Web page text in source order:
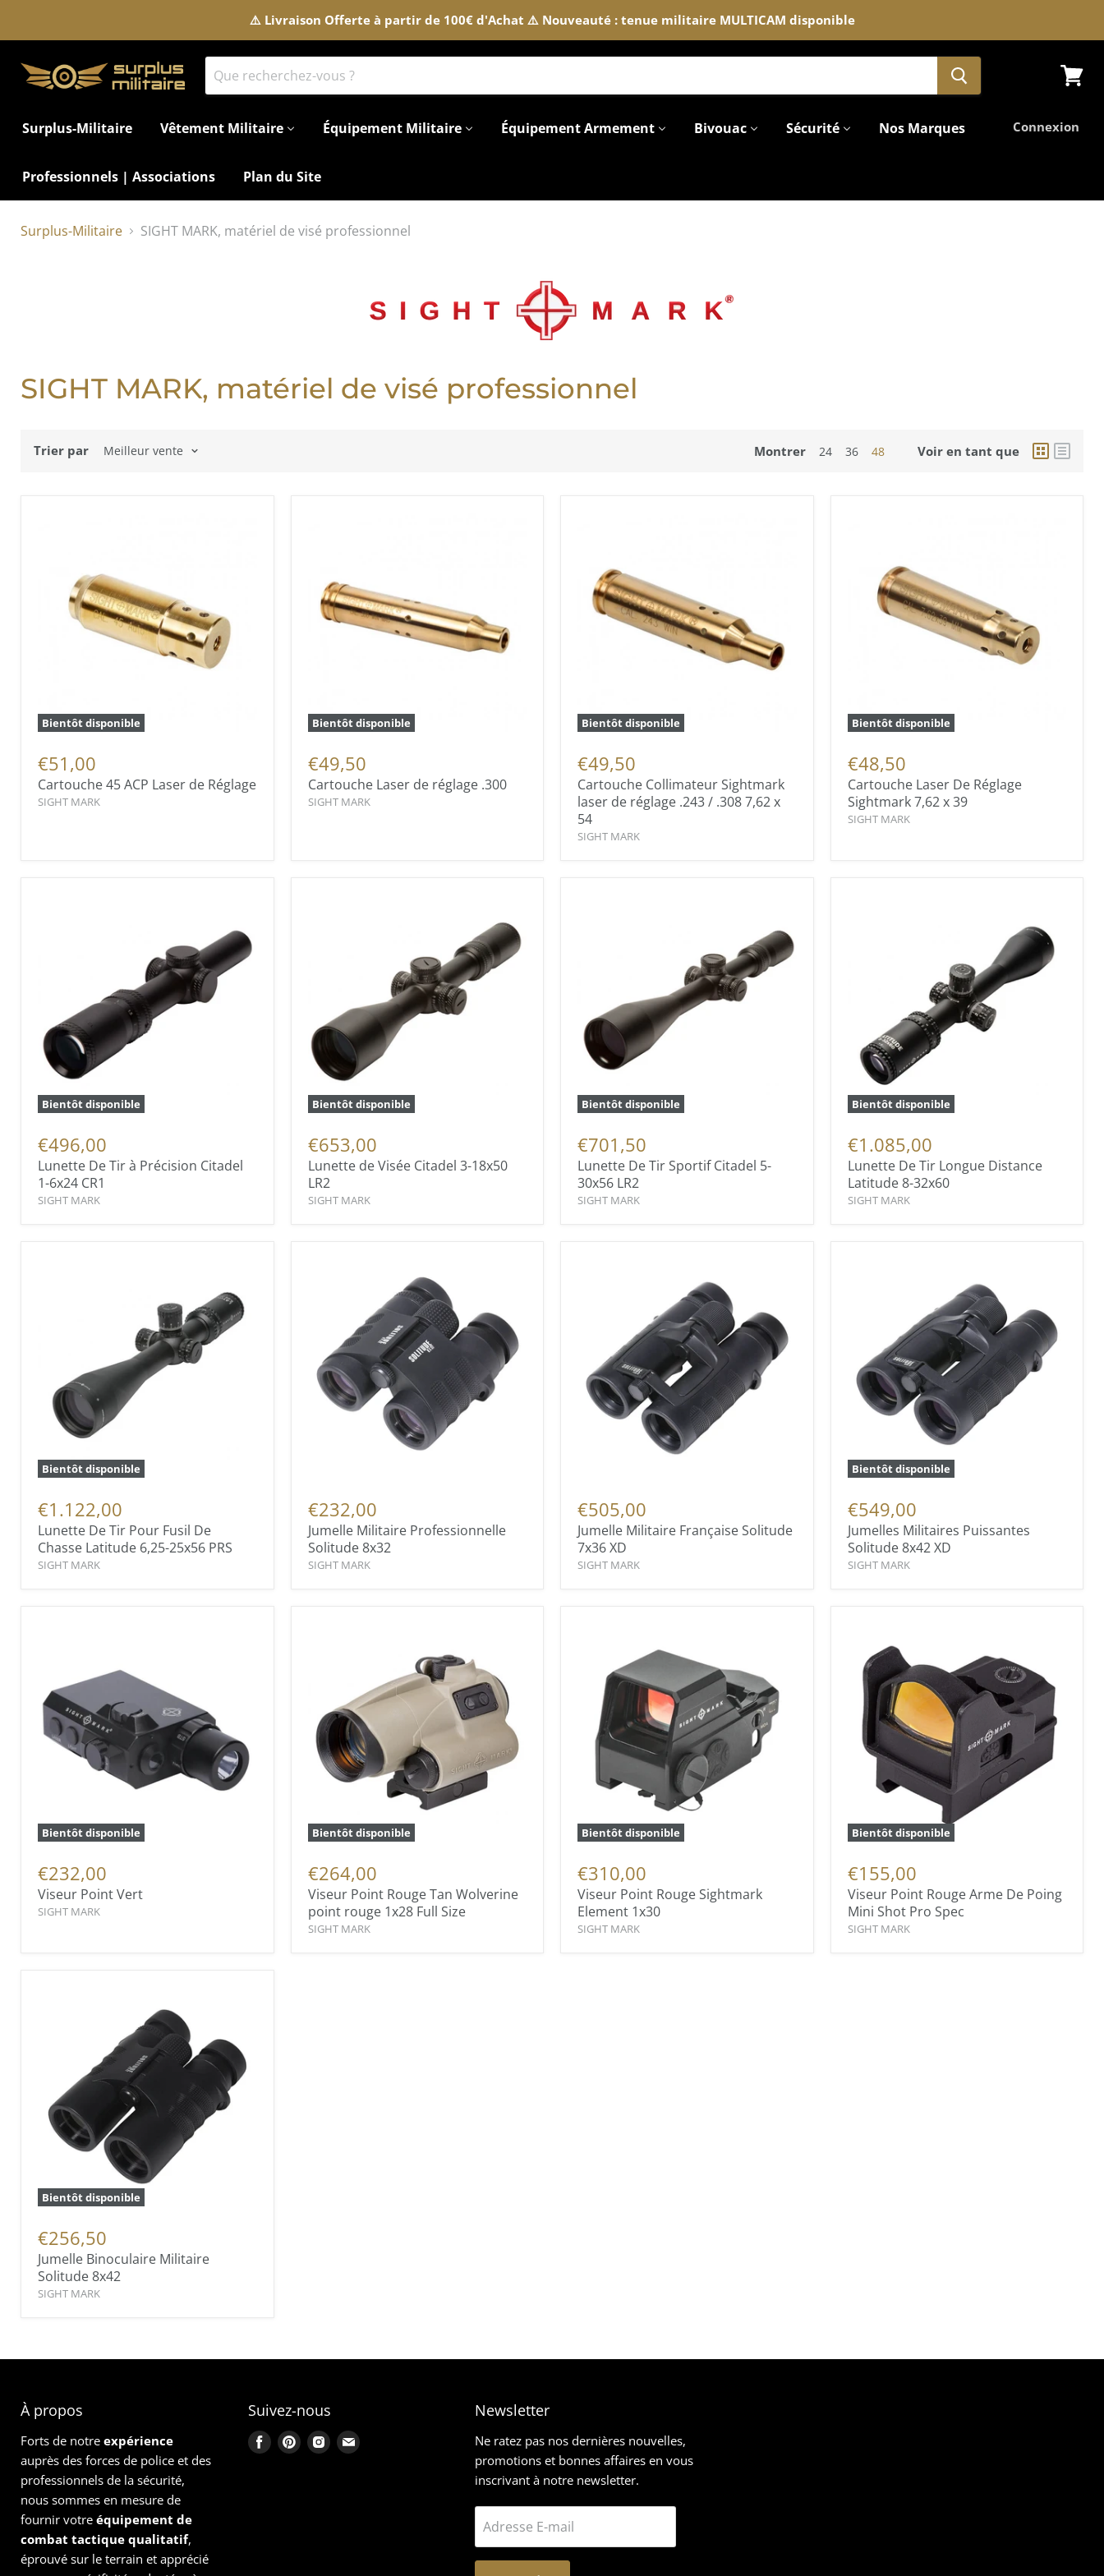
⚠️ Livraison Offerte à partir de 100€ d'Achat ⚠️ Nouveauté : tenue militaire MULTICAM disponible
panier
Surplus-Militaire Vêtement Militaire Équipement Militaire Équipement Armement Bivouac Sécurité Nos Marques
Professionnels | Associations Plan du Site
Connexion
Surplus-Militaire SIGHT MARK, matériel de visé professionnel
SIGHT MARK, matériel de visé professionnel
Trier par Montrer 24 36 48 Voir en tant que
Bientôt disponible
€51,00
Cartouche 45 ACP Laser de Réglage
SIGHT MARK
Bientôt disponible
€49,50
Cartouche Laser de réglage .300
SIGHT MARK
Bientôt disponible
€49,50
Cartouche Collimateur Sightmark
laser de réglage .243 / .308 7,62 x
54
SIGHT MARK
Bientôt disponible
€48,50
Cartouche Laser De Réglage
Sightmark 7,62 x 39
SIGHT MARK
Bientôt disponible
€496,00
Lunette De Tir à Précision Citadel
1-6x24 CR1
SIGHT MARK
Bientôt disponible
€653,00
Lunette de Visée Citadel 3-18x50
LR2
SIGHT MARK
Bientôt disponible
€701,50
Lunette De Tir Sportif Citadel 5-
30x56 LR2
SIGHT MARK
Bientôt disponible
€1.085,00
Lunette De Tir Longue Distance
Latitude 8-32x60
SIGHT MARK
Bientôt disponible
€1.122,00
Lunette De Tir Pour Fusil De
Chasse Latitude 6,25-25x56 PRS
SIGHT MARK
€232,00
Jumelle Militaire Professionnelle
Solitude 8x32
SIGHT MARK
€505,00
Jumelle Militaire Française Solitude
7x36 XD
SIGHT MARK
Bientôt disponible
€549,00
Jumelles Militaires Puissantes
Solitude 8x42 XD
SIGHT MARK
Bientôt disponible
€232,00
Viseur Point Vert
SIGHT MARK
Bientôt disponible
€264,00
Viseur Point Rouge Tan Wolverine
point rouge 1x28 Full Size
SIGHT MARK
Bientôt disponible
€310,00
Viseur Point Rouge Sightmark
Element 1x30
SIGHT MARK
Bientôt disponible
€155,00
Viseur Point Rouge Arme De Poing
Mini Shot Pro Spec
SIGHT MARK
Bientôt disponible
€256,50
Jumelle Binoculaire Militaire
Solitude 8x42
SIGHT MARK
À propos
Forts de notre expérience
auprès des forces de police et des
professionnels de la sécurité,
nous sommes en mesure de
fournir votre équipement de
combat tactique qualitatif,
éprouvé sur le terrain et apprécié
Suivez-nous
Trouvez-Trouvez-Trouvez-Trouvez-
Newsletter
Ne ratez pas nos dernières nouvelles,
promotions et bonnes affaires en vous
inscrivant à notre newsletter.
Adresse E-mail